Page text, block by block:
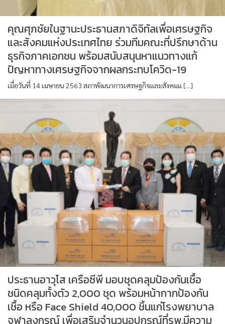
คุณศุภชัยในฐานะประธานสภาดิจิทัลเพื่อเศรษฐกิจ
และสังคมแห่งประเทศไทย ร่วมทีมคณะที่ปรึกษาด้าน
ธุรกิจภาคเอกชน พร้อมสนับสนุนหาแนวทางแก้
ปัญหาทางเศรษฐกิจจากผลกระทบโควิด-19
เมื่อวันที่ 14 เมษายน 2563 สภาพัฒนาการเศรษฐกิจและสังคมแ […]
ประธานอาวุโส เครือซีพี มอบชุดคลุมป้องกันเชื้อ
ชนิดคลุมทั้งตัว 2,000 ชุด พร้อมหน้ากากป้องกัน
เชื้อ หรือ Face Shield 40,000 ชิ้นแก่โรงพยาบาล
จุฬาลงกรณ์ เพื่อเสริมจำนวนอุปกรณ์ที่รพ.มีความ